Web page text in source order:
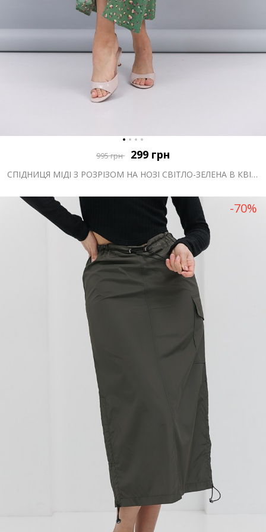
995грн 299 грн
СПІДНИЦЯ МІДІ З РОЗРІЗОМ НА НОЗІ СВІТЛО-ЗЕЛЕНА В КВІТОЧКИ
-70%